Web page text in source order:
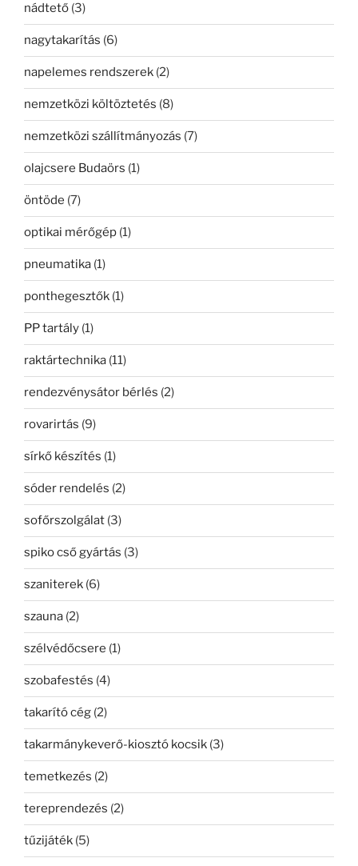
nádtető (3)
nagytakarítás (6)
napelemes rendszerek (2)
nemzetközi költöztetés (8)
nemzetközi szállítmányozás (7)
olajcsere Budaörs (1)
öntöde (7)
optikai mérőgép (1)
pneumatika (1)
ponthegesztők (1)
PP tartály (1)
raktártechnika (11)
rendezvénysátor bérlés (2)
rovarirtás (9)
sírkő készítés (1)
sóder rendelés (2)
sofőrszolgálat (3)
spiko cső gyártás (3)
szaniterek (6)
szauna (2)
szélvédőcsere (1)
szobafestés (4)
takarító cég (2)
takarmánykeverő-kiosztó kocsik (3)
temetkezés (2)
tereprendezés (2)
tűzijáték (5)